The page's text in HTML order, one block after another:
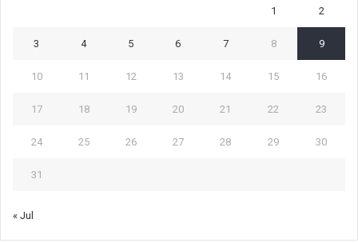
1 2
3 4 5 6 7 8 9
10 11 12 13 14 15 16
17 18 19 20 21 22 23
24 25 26 27 28 29 30
31
« Jul